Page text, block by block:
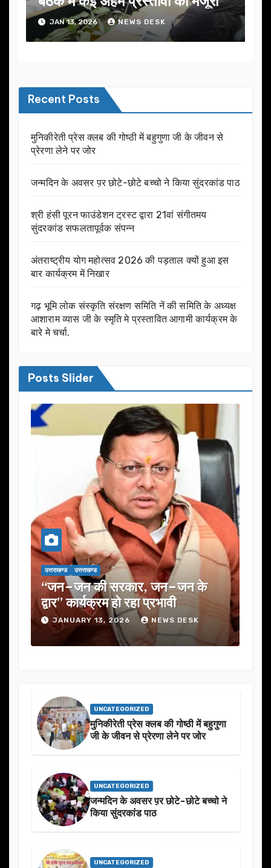
JAN 13, 2026 NEWS DESK
Recent Posts
मुनिकीरेती प्रेस क्लब की गोष्ठी में बहुगुणा जी के जीवन से
प्रेरणा लेने पर जोर
जन्मदिन के अवसर प़र छोटे-छोटे बच्चो ने किया सुंदरकांड पाठ
श्री हंसी पूरन फाउंडेशन ट्रस्ट द्वारा 21वां संगीतमय
सुंदरकांड सफलतापूर्वक संपन्न
अंतराष्ट्रीय योग महोत्सव 2026 की पड़ताल क्यों हुआ इस
बार कार्यक्रम में निखार
गढ़ भूमि लोक संस्कृति संरक्षण समिति नें की समिति के अध्यक्ष
आशाराम व्यास जी के स्मृति मे प्रस्तावित आगामी कार्यक्रम के
बारे मे चर्चा.
Posts Slider
के
DESK
उत्तराखण्ड उत्तराखण्ड
यूजेवीएन लिमिटेड की 132वीं बोर्ड बैठक
में कई अहम प्रस्तावों को मंजूरी
JANUARY 13, 2026 NEWS DESK
UNCATEGORIZED
मुनिकीरेती प्रेस क्लब की गोष्ठी में बहुगुणा
जी के जीवन से प्रेरणा लेने पर जोर
UNCATEGORIZED
जन्मदिन के अवसर प़र छोटे-छोटे बच्चो ने
किया सुंदरकांड पाठ
UNCATEGORIZED